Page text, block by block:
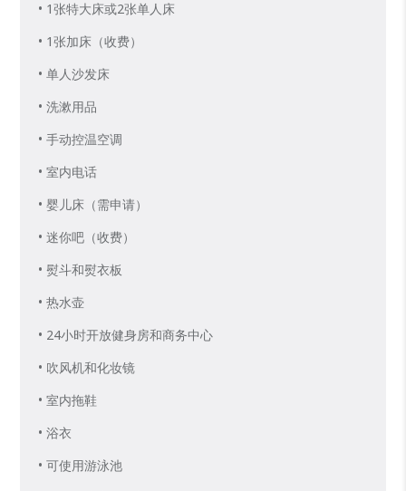
• 1张特大床或2张单人床
• 1张加床（收费）
• 单人沙发床
• 洗漱用品
• 手动控温空调
• 室内电话
• 婴儿床（需申请）
• 迷你吧（收费）
• 熨斗和熨衣板
• 热水壶
• 24小时开放健身房和商务中心
• 吹风机和化妆镜
• 室内拖鞋
• 浴衣
• 可使用游泳池